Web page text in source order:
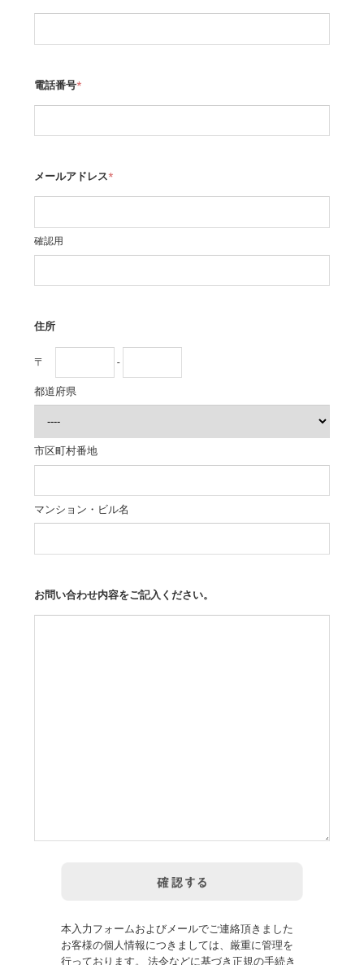
電話番号*
メールアドレス*
確認用
住所
〒 -
都道府県
市区町村番地
マンション・ビル名
お問い合わせ内容をご記入ください。
本入力フォームおよびメールでご連絡頂きました
お客様の個人情報につきましては、厳重に管理を
行っております。 法令などに基づき正規の手続き